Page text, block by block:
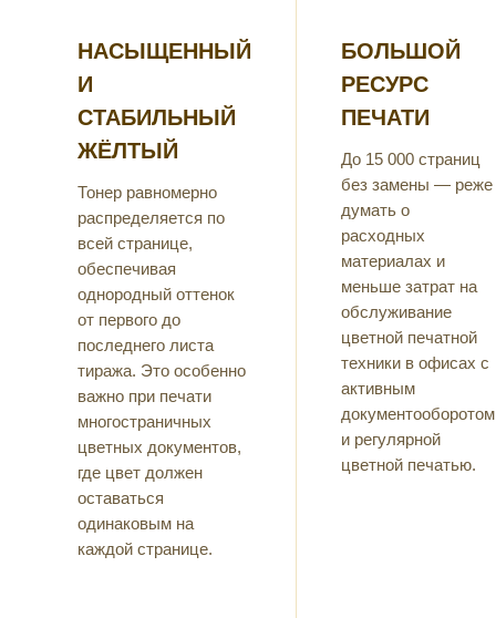
НАСЫЩЕННЫЙ
И
СТАБИЛЬНЫЙ
ЖЁЛТЫЙ
Тонер равномерно
распределяется по
всей странице,
обеспечивая
однородный оттенок
от первого до
последнего листа
тиража. Это особенно
важно при печати
многостраничных
цветных документов,
где цвет должен
оставаться
одинаковым на
каждой странице.
БОЛЬШОЙ
РЕСУРС
ПЕЧАТИ
До 15 000 страниц
без замены — реже
думать о
расходных
материалах и
меньше затрат на
обслуживание
цветной печатной
техники в офисах с
активным
документооборотом
и регулярной
цветной печатью.